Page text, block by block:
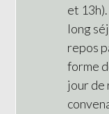
et
long
repos
forme
jour de